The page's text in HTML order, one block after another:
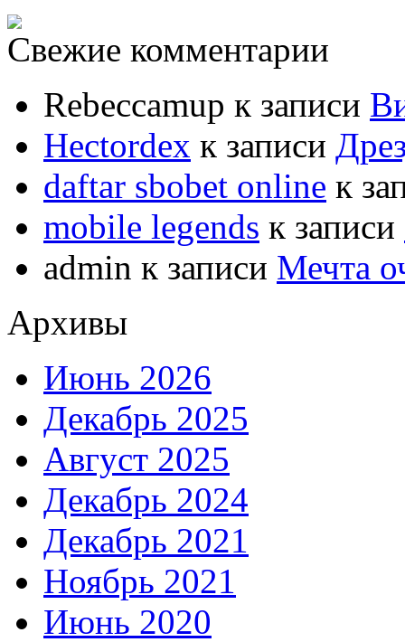
Свежие комментарии
Rebeccamup к записи
Hectordex к записи
daftar sbobet online к
mobile legends к записи
admin к записи Мечта
Архивы
Июнь 2026
Декабрь 2025
Август 2025
Декабрь 2024
Декабрь 2021
Ноябрь 2021
Июнь 2020